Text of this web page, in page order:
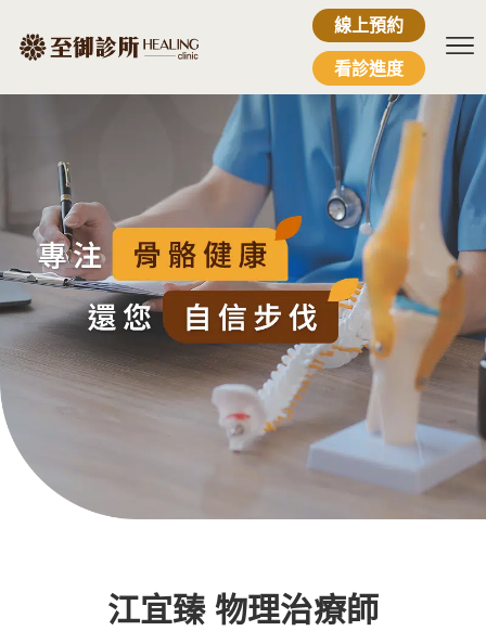
線上預約
看診進度
江宜臻 物理治療師